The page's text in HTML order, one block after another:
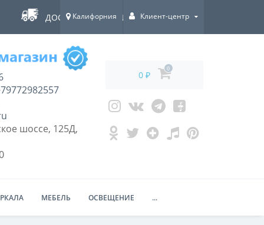
ДОСТАВКА ПО ВСЕЙ РОССИИ!
Калифорния Клиент-центр
шоссе, 125Д,
0 ₽
0
МЕБЕЛЬ ОСВЕЩЕНИЕ ...